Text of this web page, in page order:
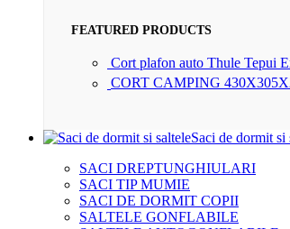
FEATURED PRODUCTS
Cort plafon auto Thule Tepui
CORT CAMPING
Saci de dormit si
SACI DREPTUNGHIULARI
SACI TIP MUMIE
SACI DE DORMIT COPII
SALTELE GONFLABILE